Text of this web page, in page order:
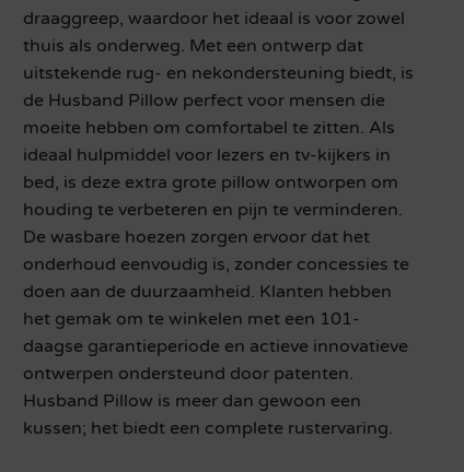
draaggreep, waardoor het ideaal is voor zowel
thuis als onderweg. Met een ontwerp dat
uitstekende rug- en nekondersteuning biedt, is
de Husband Pillow perfect voor mensen die
moeite hebben om comfortabel te zitten. Als
ideaal hulpmiddel voor lezers en tv-kijkers in
bed, is deze extra grote pillow ontworpen om
houding te verbeteren en pijn te verminderen.
De wasbare hoezen zorgen ervoor dat het
onderhoud eenvoudig is, zonder concessies te
doen aan de duurzaamheid. Klanten hebben
het gemak om te winkelen met een 101-
daagse garantieperiode en actieve innovatieve
ontwerpen ondersteund door patenten.
Husband Pillow is meer dan gewoon een
kussen; het biedt een complete rustervaring.